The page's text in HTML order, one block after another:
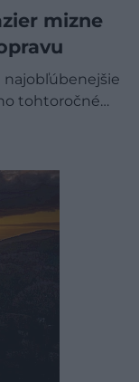
mizne
najobľúbenejšie
tohtoročné…